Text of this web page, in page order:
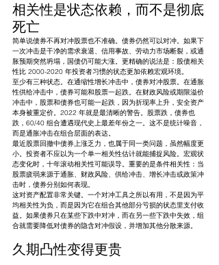
相关性是状态依赖，而不是彻底
死亡
简单说债券不再对冲股票也不准确。债券仍然可以对冲。如果下
一次冲击是干净的需求衰退、信用事故、劳动力市场断裂，或通
胀预期突然坍塌，国债仍可能大涨。更精确的说法是：股债相关
性比 2000-2020 年投资者习惯的状态更加依赖宏观环境。
至少有三种状态。在通缩性增长冲击中，债券对冲股票。在通胀
性供给冲击中，债券可能和股票一起跌。在财政风险或期限溢价
冲击中，股票和债券也可能一起跌，因为折现率上升，安全资产
本身被重定价。2022 年就是最清晰的警告。股票跌，债券也
跌，60/40 组合遭遇现代史上最差年份之一。这不是统计噪音，
而是通胀冲击在组合层面的表达。
最近股票回撤中债券上涨乏力，也属于同一类问题，虽然幅度更
小。投资者不应以为一个单一相关性估计就能捕捉风险。宏观状
态变化时，十年滚动相关性可能误导。重要的是条件相关性：当
股票疲弱来源于通胀、财政风险、供给冲击、增长冲击或政策冲
击时，债券分别如何表现。
这对资产配置非常关键。一个对冲工具之所以有用，不是因为平
均相关性为负，而是因为它在组合其他部分亏损的状态里支付收
益。如果债券只在某些下跌中对冲，而在另一些下跌中失效，组
合就需要降低对债券的隐含对冲假设，并增加其他分散来源。
久期凸性变得更贵